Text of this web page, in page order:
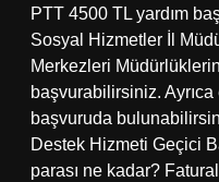
PTT 4500 TL yardım
Sosyal Hizmetler İl
Merkezleri
başvurabilirsiniz.
başvuruda
Destek Hizmeti Geçici
parası ne kadar?